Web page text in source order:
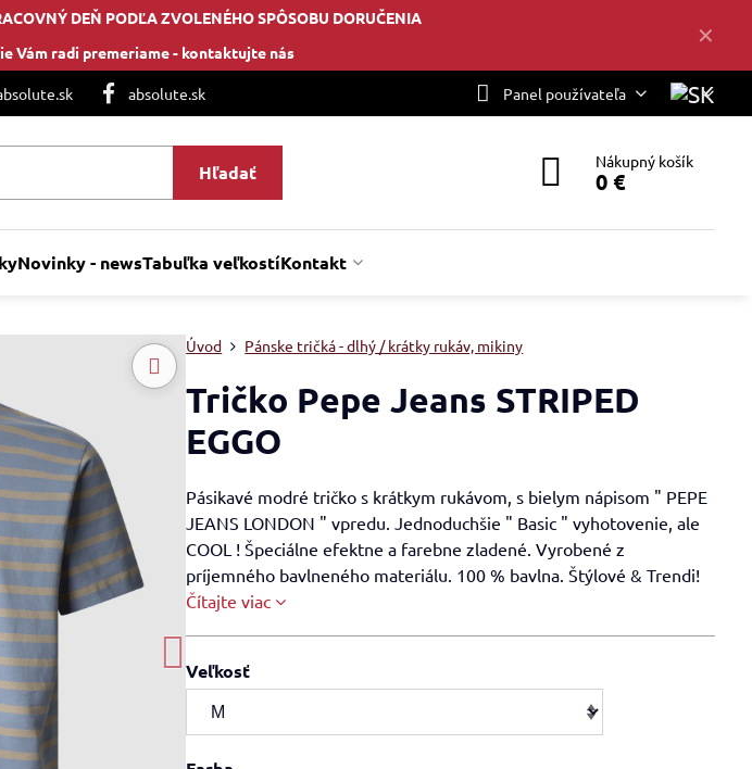
✕
DEŇ PODĽA ZVOLENÉHO SPÔSOBU DORUČENIA
Vám radi premeriame - kontaktujte nás
absolute.sk Panel používateľa
Hľadať Nákupný košík
0 €
Novinky - newsTabuľka veľkostíKontakt
Úvod Pánske tričká - dlhý / krátky rukáv, mikiny
Tričko Pepe Jeans STRIPED
EGGO
Pásikavé modré tričko s krátkym rukávom, s bielym nápisom " PEPE
JEANS LONDON " vpredu. Jednoduchšie " Basic " vyhotovenie, ale
COOL ! Špeciálne efektne a farebne zladené. Vyrobené z
príjemného bavlneného materiálu. 100 % bavlna. Štýlové & Trendi!
Čítajte viac
Veľkosť